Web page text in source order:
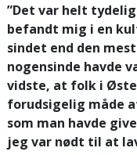
”Det var helt
befandt mig i en
sindet end den
nogensinde havde
vidste, at folk i
forudsigelig måde
som man havde
jeg var nødt til at